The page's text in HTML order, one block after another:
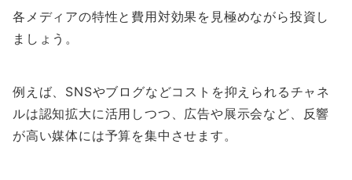
各メディアの特性と費用対効果を見極めながら投資し
ましょう。
例えば、SNSやブログなどコストを抑えられるチャネ
ルは認知拡大に活用しつつ、広告や展示会など、反響
が高い媒体には予算を集中させます。